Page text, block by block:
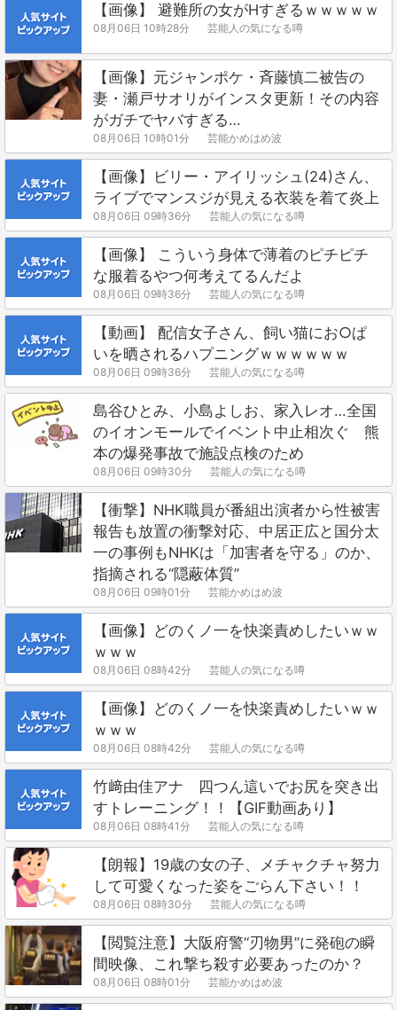
【画像】 避難所の女がHすぎるｗｗｗｗｗ
08月06日 10時28分 芸能人の気になる噂
【画像】元ジャンポケ・斉藤慎二被告の
妻・瀬戸サオリがインスタ更新！その内容
がガチでヤバすぎる…
08月06日 10時01分 芸能かめはめ波
【画像】ビリー・アイリッシュ(24)さん、
ライブでマンスジが見える衣装を着て炎上
08月06日 09時36分 芸能人の気になる噂
【画像】 こういう身体で薄着のピチピチ
な服着るやつ何考えてるんだよ
08月06日 09時36分 芸能人の気になる噂
【動画】 配信女子さん、飼い猫にお○ぱ
いを晒されるハプニングｗｗｗｗｗｗ
08月06日 09時36分 芸能人の気になる噂
島谷ひとみ、小島よしお、家入レオ…全国
のイオンモールでイベント中止相次ぐ 熊
本の爆発事故で施設点検のため
08月06日 09時30分 芸能人の気になる噂
【衝撃】NHK職員が番組出演者から性被害
報告も放置の衝撃対応、中居正広と国分太
一の事例もNHKは「加害者を守る」のか、
指摘される“隠蔽体質”
08月06日 09時01分 芸能かめはめ波
【画像】どのくノ一を快楽責めしたいｗｗ
ｗｗｗ
08月06日 08時42分 芸能人の気になる噂
【画像】どのくノ一を快楽責めしたいｗｗ
ｗｗｗ
08月06日 08時42分 芸能人の気になる噂
竹﨑由佳アナ 四つん這いでお尻を突き出
すトレーニング！！【GIF動画あり】
08月06日 08時41分 芸能人の気になる噂
【朗報】19歳の女の子、メチャクチャ努力
して可愛くなった姿をごらん下さい！！
08月06日 08時30分 芸能人の気になる噂
【閲覧注意】大阪府警“刃物男”に発砲の瞬
間映像、これ撃ち殺す必要あったのか？
08月06日 08時01分 芸能かめはめ波